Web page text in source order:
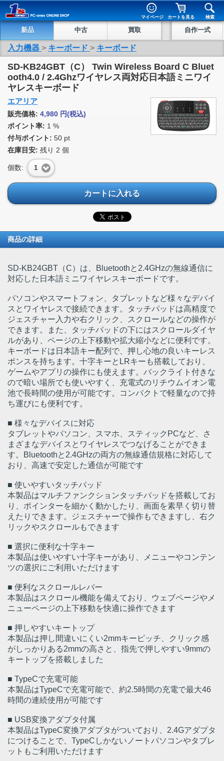
マイページ カートを見る 検索
新品 中古 買取 自作一式
入力機器 > キーボード > キーボード
SD-KB24GBT（C） Twin Wireless Board C Bluet
ooth4.0 / 2.4Ghzワイヤレス両対応日本語ミニワイ
ヤレスキーボード
エアリア
販売価格: 4,980 円(税込)
ポイント率: 1 %
付与ポイント: 50 pt
在庫目安: 残り 2 個
個数: 1
カートに入れる
商品の詳細
SD-KB24GBT（C）は、Bluetoothと2.4GHzの無線通信に
対応した日本語ミニワイヤレスキーボードです。
パソコンやスマートフォン、タブレットなど様々なデバイ
スとワイヤレスで接続できます。タッチパッドは高精度で
ジェスチャー入力や右クリック、スクロールなどの操作が
できます。また、タッチパッドの下にはスクロールダイヤ
ルがあり、ページの上下移動や拡大縮小などに便利です。
キーボードは日本語キー配列で、押し心地の良いキーレス
ポンスを持ちます。十字キーとLRキーも搭載しており、
ゲームやアプリの操作にも使えます。バックライト付きな
ので暗い場所でも使いやすく、充電式のリチウムイオン電
池で長時間の使用が可能です。コンパクトで軽量なので持
ち運びにも便利です。
■ 様々なデバイスに対応
タブレットやパソコン、スマホ、スティックPCなど、さ
まざまなデバイスとワイヤレスでつなげることができま
す。Bluetoothと2.4GHzの両方の無線通信規格に対応して
おり、高速で安定した通信が可能です
■ 使いやすいタッチパッド
本製品はマルチファンクションタッチパッドを搭載してお
り、ポインターを細かく動かしたり、画面を素早く切り替
えたりできます。ジェスチャーで操作もできますし、右ク
リックやスクロールもできます
■ 選択に便利な十字キー
本製品は使いやすい十字キーがあり、メニューやコンテン
ツの選択にご利用いただけます
■ 便利なスクロールレバー
本製品はスクロール機能を備えており、ウェブページやメ
ニューページの上下移動を快適に操作できます
■ 押しやすいキートップ
本製品は押し間違いにくい2mmキーピッチ、クリック感
がしっかりある2mmの高さと、指先で押しやすい9mmの
キートップを搭載しました
■ TypeCで充電可能
本製品はTypeCで充電可能で、約2.5時間の充電で最大46
時間の連続使用が可能です
■ USB変換アダプタ付属
本製品はTypeC変換アダプタがついており、2.4Gアダプタ
につけることで、TypeCしかないノートパソコンやタブレ
ットもご利用いただけます